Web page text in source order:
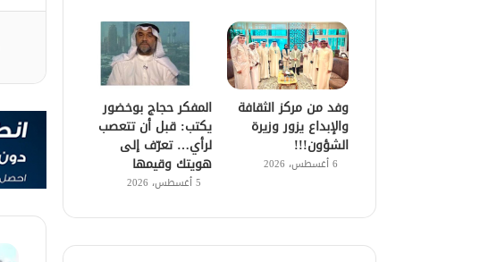
وفد من مركز الثقافة
والإبداع يزور وزيرة
الشؤون!!!
6 أغسطس، 2026
المفكر حجاج بوخضور
يكتب: قبل أن تتعصب
لرأي… تعرّف إلى
هويتك وقيمها
5 أغسطس، 2026